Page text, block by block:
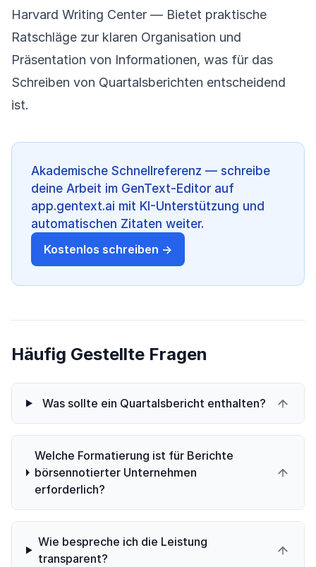
Harvard Writing Center — Bietet praktische
Ratschläge zur klaren Organisation und
Präsentation von Informationen, was für das
Schreiben von Quartalsberichten entscheidend
ist.
Akademische Schnellreferenz — schreibe
deine Arbeit im GenText-Editor auf
app.gentext.ai mit KI-Unterstützung und
automatischen Zitaten weiter.
Kostenlos schreiben →
Häufig Gestellte Fragen
Was sollte ein Quartalsbericht enthalten?
Welche Formatierung ist für Berichte
börsennotierter Unternehmen
erforderlich?
Wie bespreche ich die Leistung
transparent?